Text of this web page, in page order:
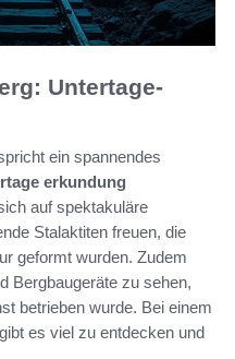
Untertage-
ein spannendes
erkundung
auf spektakuläre
Stalaktiten freuen, die
geformt wurden. Zudem
Bergbaugeräte zu sehen,
betrieben wurde. Bei einem
gibt es viel zu entdecken und